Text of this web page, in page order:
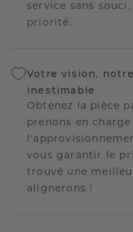
service sans
priorité.
Votre vision,
inestimable
Obtenez la pièce
prenons en
vous garantir le
trouvé une
alignerons !